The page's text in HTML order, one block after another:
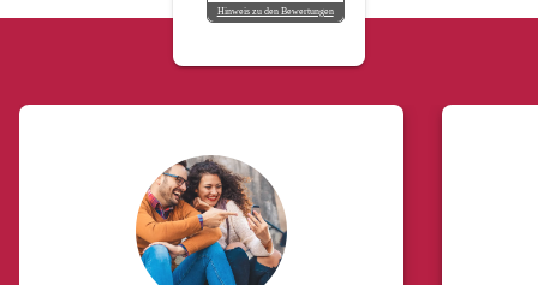
Hinweis zu den Bewertungen